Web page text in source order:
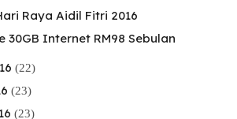
Raya Aidil Fitri 2016
30GB Internet RM98 Sebulan
(22)
(23)
(23)